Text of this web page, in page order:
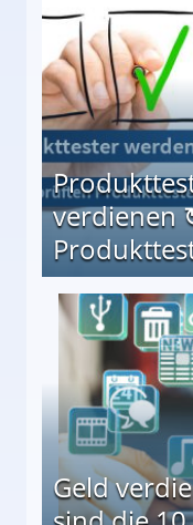
verdienen
↻ Täglich neue
Geld